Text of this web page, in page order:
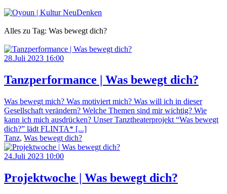
Alles zu Tag: Was bewegt dich?
28.Juli 2023 16:00
Tanzperformance | Was bewegt dich?
Was bewegt mich? Was motiviert mich? Was will ich in dieser
Gesellschaft verändern? Welche Themen sind mir wichtig? Wie
kann ich mich ausdrücken? Unser Tanztheaterprojekt “Was bewegt
dich?” lädt FLINTA* [...]
Tanz, Was bewegt dich?
24.Juli 2023 10:00
Projektwoche | Was bewegt dich?